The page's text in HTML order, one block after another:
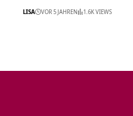
LISA VOR 5 JAHREN 1.6K VIEWS